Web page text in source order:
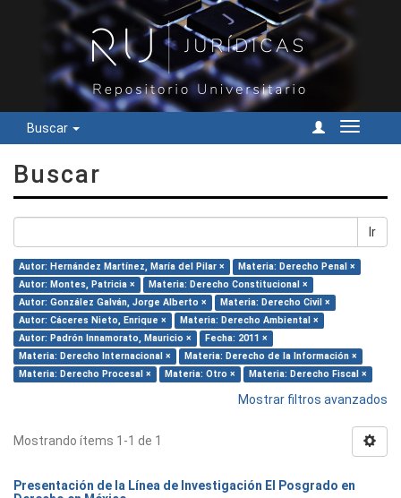
Buscar
Cambiar
Buscar
Ir
Autor: Hernández Martínez, María del Pilar ×
Materia: Derecho Penal ×
Autor: Montes, Patricia ×
Materia: Derecho Constitucional ×
Autor: González Galván, Jorge Alberto ×
Materia: Derecho Civil ×
Autor: Cáceres Nieto, Enrique ×
Materia: Derecho Ambiental ×
Autor: Padrón Innamorato, Mauricio ×
Fecha: 2011 ×
Materia: Derecho Internacional ×
Materia: Derecho de la Información ×
Materia: Derecho Procesal ×
Materia: Otro × Materia: Derecho Fiscal ×
Mostrar filtros avanzados
Mostrando ítems 1-1 de 1
Presentación de la Línea de Investigación El Posgrado en